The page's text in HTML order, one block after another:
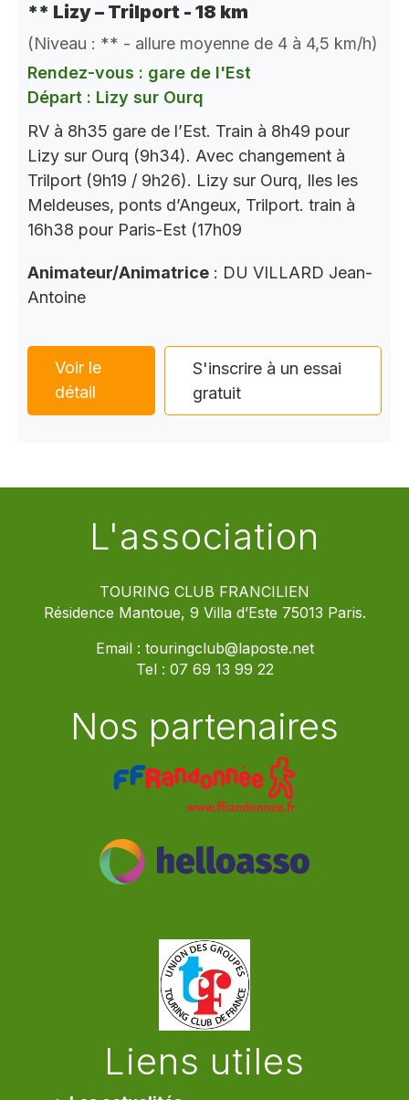
** Lizy – Trilport - 18 km
(Niveau : ** - allure moyenne de 4 à 4,5 km/h)
Rendez-vous : gare de l'Est
Départ : Lizy sur Ourq
RV à 8h35 gare de l’Est. Train à 8h49 pour
Lizy sur Ourq (9h34). Avec changement à
Trilport (9h19 / 9h26). Lizy sur Ourq, Iles les
Meldeuses, ponts d’Angeux, Trilport. train à
16h38 pour Paris-Est (17h09
Animateur/Animatrice : DU VILLARD Jean-
Antoine
Voir le
détail
S'inscrire à un essai
gratuit
L'association
TOURING CLUB FRANCILIEN
Résidence Mantoue, 9 Villa d’Este 75013 Paris.
Email : touringclub@laposte.net
Tel : 07 69 13 99 22
Nos partenaires
Liens utiles